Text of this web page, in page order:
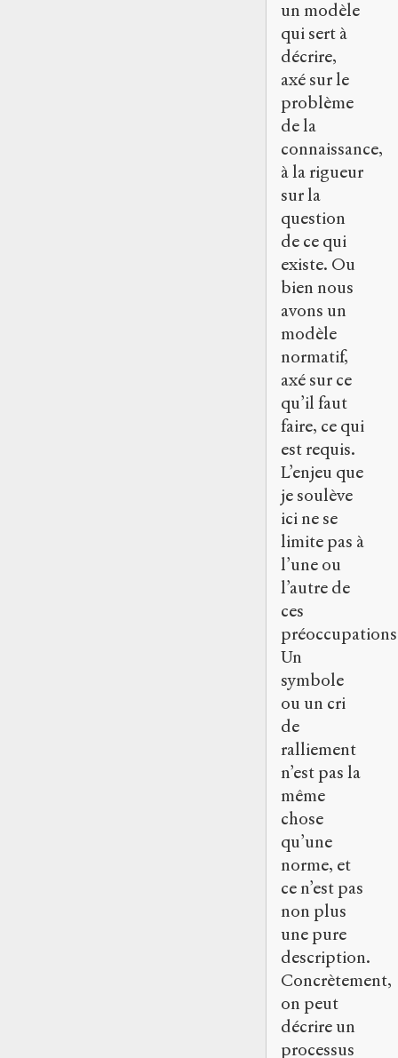
un modèle
qui sert à
décrire,
axé sur le
problème
de la
connaissance,
à la rigueur
sur la
question
de ce qui
existe. Ou
bien nous
avons un
modèle
normatif,
axé sur ce
qu’il faut
faire, ce qui
est requis.
L’enjeu que
je soulève
ici ne se
limite pas à
l’une ou
l’autre de
ces
Un
symbole
ou un cri
de
ralliement
n’est pas la
même
chose
qu’une
norme, et
ce n’est pas
non plus
une pure
description.
Concrètement,
on peut
décrire un
processus